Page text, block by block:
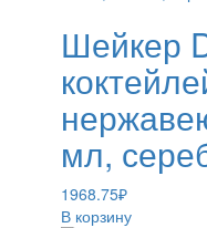
Шейкер
мл,
1968.75₽
В корзину